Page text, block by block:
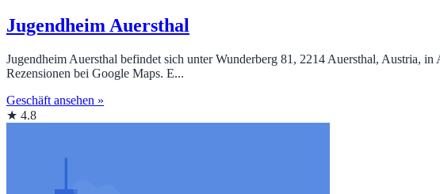
Jugendheim Auersthal
Jugendheim Auersthal befindet sich unter Wunderberg 81, 2214 Auersthal, Austria,
Rezensionen bei Google Maps. E...
Geschäft ansehen »
★ 4.8